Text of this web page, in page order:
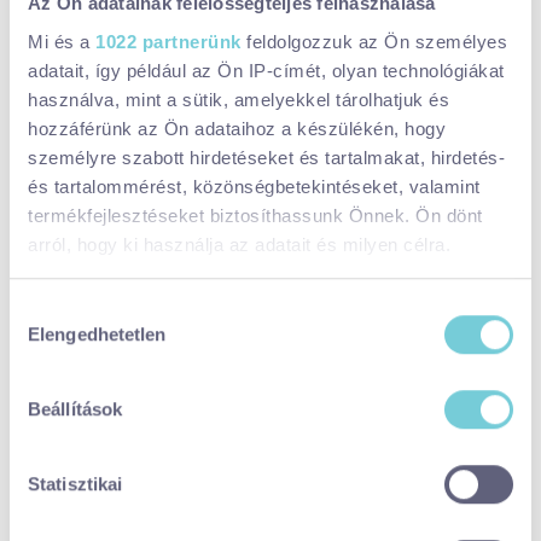
Mi és a 1022 partnerünk feldolgozzuk az Ön személyes
adatait, így például az Ön IP-címét, olyan technológiákat
használva, mint a sütik, amelyekkel tárolhatjuk és
hozzáférünk az Ön adataihoz a készülékén, hogy
személyre szabott hirdetéseket és tartalmakat, hirdetés-
és tartalommérést, közönségbetekintéseket, valamint
termékfejlesztéseket biztosíthassunk Önnek. Ön dönt
arról, hogy ki használja az adatait és milyen célra.
Információgyűjtés az Ön földrajzi
Az Ön készülékén beazonosítása annak konkrét
tulajdonságainak (ujjlenyomat) aktív ellenőrzésével
módjairól és adja meg preferenciáit a
kiválasztása
Elengedhetetlen
Beállítások
Statisztikai
(30) 645 7369
szantodpuszta@nofnkft.hu
Szántódpuszta, Szántód puszta 1.
Facebook:
https://www.facebook.com/events/13022787
91677930
Időpontok:
Befejezés: 2025. dec. 21., vasárnap